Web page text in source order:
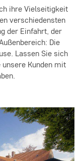
ihre Vielseitigkeit
verschiedensten
der Einfahrt, der
Die
Lassen Sie sich
Kunden mit